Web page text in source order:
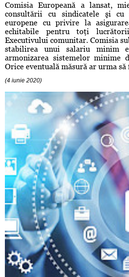
Comisia Europeană a lansat,
consultării cu sindicatele şi cu
europene cu privire la
echitabile pentru toţi
Executivului comunitar. Comisia
stabilirea unui salariu minim
armonizarea sistemelor minime
Orice eventuală măsură ar urma
(4 iunie 2020)